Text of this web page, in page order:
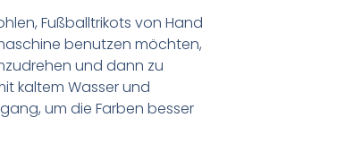
Fußballtrikots von Hand
benutzen möchten,
und dann zu
kaltem Wasser und
um die Farben besser